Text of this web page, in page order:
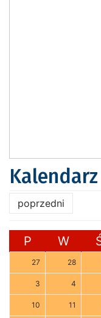
poprzedni
P W
27 28
3 4
10 11